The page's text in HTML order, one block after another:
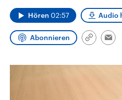
und Kandidaten der anstehenden
Wahl. Hören 02:57 Audio
Abonnieren
Link